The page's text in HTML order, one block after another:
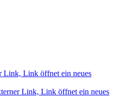
Link, Link öffnet ein neues
Link, Link öffnet ein neues